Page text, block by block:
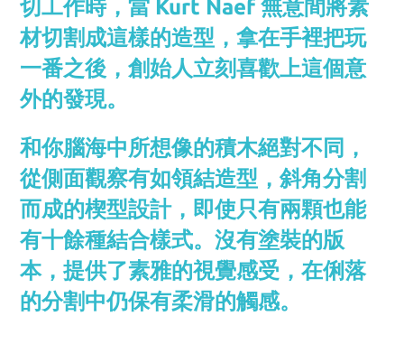
切工作時，當 Kurt Naef 無意間將素
材切割成這樣的造型，拿在手裡把玩
一番之後，創始人立刻喜歡上這個意
外的發現。
和你腦海中所想像的積木絕對不同，
從側面觀察有如領結造型，斜角分割
而成的楔型設計，即使只有兩顆也能
有十餘種結合樣式。沒有塗裝的版
本，提供了素雅的視覺感受，在俐落
的分割中仍保有柔滑的觸感。